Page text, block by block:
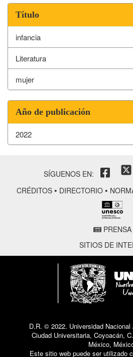
Título
infancia
Literatura
mujer
Año de publicación
2022
SÍGUENOS EN:
CRÉDITOS • DIRECTORIO •
PRENSA
SITIOS DE
D.R. © 2022. Universidad
Ciudad Universitaria, Coyoacán,
México,
Este sitio web puede ser utilizado